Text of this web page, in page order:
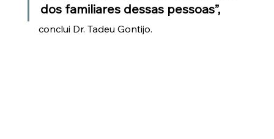
dos familiares dessas pessoas”,
conclui Dr. Tadeu Gontijo.